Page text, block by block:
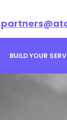
BUILD YOUR